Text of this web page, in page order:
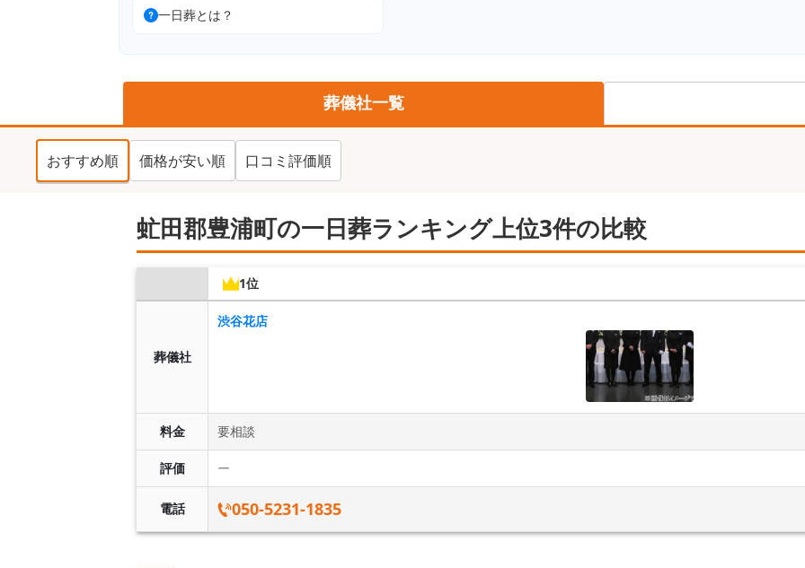
一日葬とは？
葬儀社一覧
おすすめ順 価格が安い順 口コミ評価順
虻田郡豊浦町の一日葬ランキング上位3件の比較
1位
葬儀社
渋谷花店
料金 要相談
評価 ー
電話 050-5231-1835